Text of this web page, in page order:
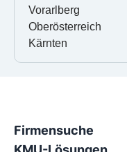
Vorarlberg
Oberösterreich
Kärnten
Firmensuche